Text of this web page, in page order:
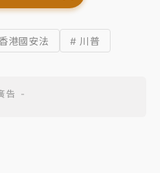
港國安法 # 川普